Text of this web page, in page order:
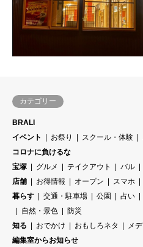
カテゴリー
BRALI
イベント
お祭り スクール・体験
コロナに負けるな
宝塚
グルメ テイクアウト バル
店舗
お得情報 オープン スマホ
暮らす
交通・駐車場 公園 占い
自然・景色
防災
知る
おでかけ おもしろネタ メ
編集室からお知らせ